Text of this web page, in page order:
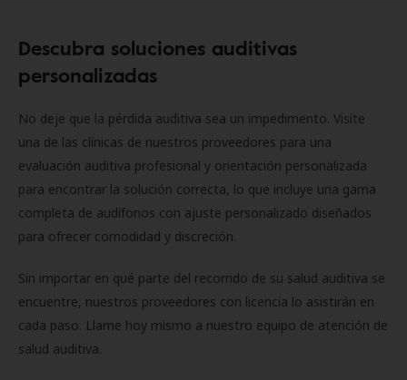
Descubra soluciones auditivas
personalizadas
No deje que la pérdida auditiva sea un impedimento. Visite
una de las clínicas de nuestros proveedores para una
evaluación auditiva profesional y orientación personalizada
para encontrar la solución correcta, lo que incluye una gama
completa de audífonos con ajuste personalizado diseñados
para ofrecer comodidad y discreción.
Sin importar en qué parte del recorrido de su salud auditiva se
encuentre, nuestros proveedores con licencia lo asistirán en
cada paso. Llame hoy mismo a nuestro equipo de atención de
salud auditiva.